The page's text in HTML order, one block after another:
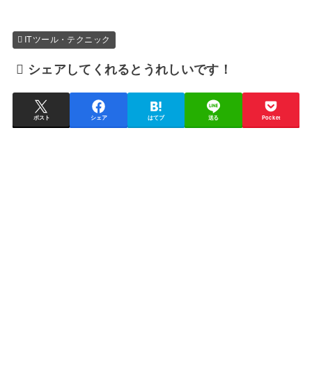
ITツール・テクニック
シェアしてくれるとうれしいです！
ポスト シェア はてブ 送る Pocket